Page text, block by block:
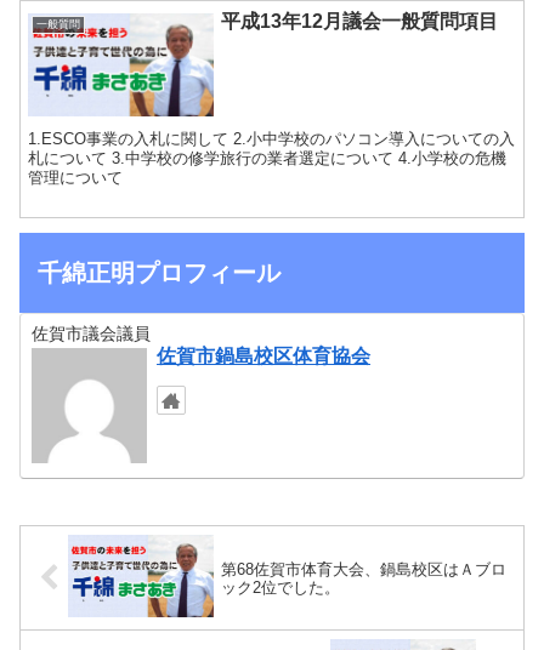
一般質問 平成13年12月議会一般質問項目
1.ESCO事業の入札に関して 2.小中学校のパソコン導入についての入
札について 3.中学校の修学旅行の業者選定について 4.小学校の危機
管理について
千綿正明プロフィール
佐賀市議会議員
佐賀市鍋島校区体育協会
第68佐賀市体育大会、鍋島校区はＡブロ
ック2位でした。